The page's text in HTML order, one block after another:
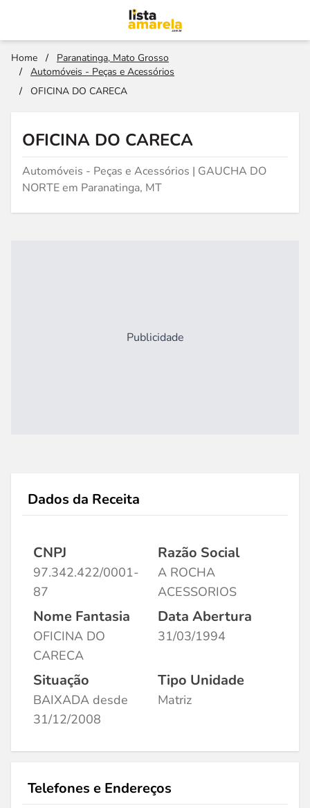
Home /
Paranatinga, Mato Grosso
/
Automóveis - Peças e Acessórios
/
OFICINA DO CARECA
OFICINA DO CARECA
Automóveis - Peças e Acessórios | GAUCHA DO
NORTE em Paranatinga, MT
Publicidade
Dados da Receita
CNPJ
97.342.422/0001-
87
Razão Social
A ROCHA
ACESSORIOS
Nome Fantasia
OFICINA DO
CARECA
Data Abertura
31/03/1994
Situação
BAIXADA desde
31/12/2008
Tipo Unidade
Matriz
Telefones e Endereços